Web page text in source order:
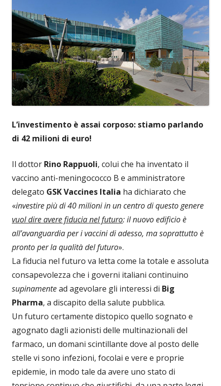
L’investimento è assai corposo: stiamo parlando
di 42 milioni di euro!
Il dottor Rino Rappuoli, colui che ha inventato il
vaccino anti-meningococco B e amministratore
delegato GSK Vaccines Italia ha dichiarato che
«investire più di 40 milioni in un centro di questo genere
vuol dire avere fiducia nel futuro: il nuovo edificio è
all’avanguardia per i vaccini di adesso, ma soprattutto è
pronto per la qualità del futuro».
La fiducia nel futuro va letta come la totale e assoluta
consapevolezza che i governi italiani continuino
supinamentead agevolare gli interessi di Big
Pharma, a discapito della salute pubblica.
Un futuro certamente distopico quello sognato e
agognato dagli azionisti delle multinazionali del
farmaco, un domani scintillante dove al posto delle
stelle vi sono infezioni, focolai e vere e proprie
epidemie, in modo tale da avere uno stato di